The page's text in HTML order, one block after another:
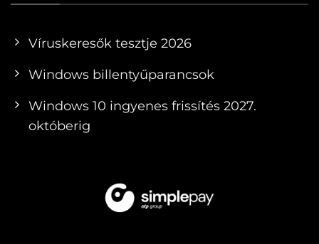
Víruskeresők tesztje 2026
Windows billentyűparancsok
Windows 10 ingyenes frissítés 2027.
októberig